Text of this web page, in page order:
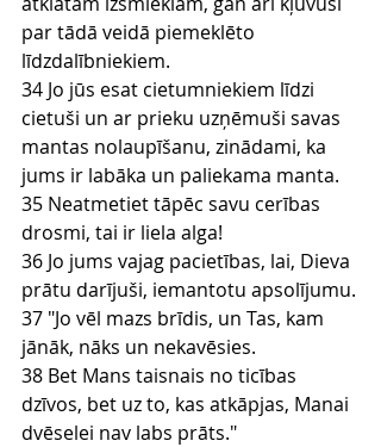
par tādā veidā piemeklēto
līdzdalībniekiem.
34 Jo jūs esat cietumniekiem līdzi
cietuši un ar prieku uzņēmuši savas
mantas nolaupīšanu, zinādami, ka
jums ir labāka un paliekama manta.
35 Neatmetiet tāpēc savu cerības
drosmi, tai ir liela alga!
36 Jo jums vajag pacietības, lai, Dieva
prātu darījuši, iemantotu apsolījumu.
37 "Jo vēl mazs brīdis, un Tas, kam
jānāk, nāks un nekavēsies.
38 Bet Mans taisnais no ticības
dzīvos, bet uz to, kas atkāpjas, Manai
dvēselei nav labs prāts."